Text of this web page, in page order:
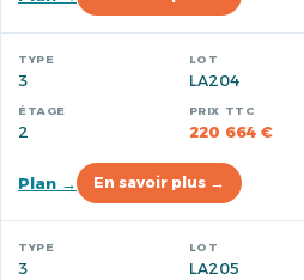
3 LA204
2 220 664 €
Plan → En savoir plus →
3 LA205